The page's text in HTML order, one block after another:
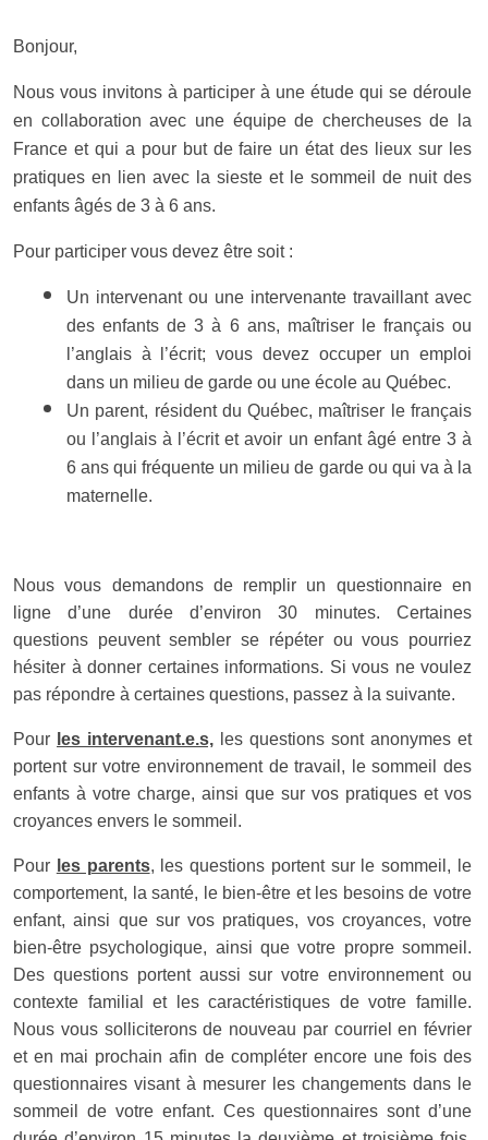
Bonjour,
Nous vous invitons à participer à une étude qui se déroule
en collaboration avec une équipe de chercheuses de la
France et qui a pour but de faire un état des lieux sur les
pratiques en lien avec la sieste et le sommeil de nuit des
enfants âgés de 3 à 6 ans.
Pour participer vous devez être soit :
Un intervenant ou une intervenante travaillant avec
des enfants de 3 à 6 ans, maîtriser le français ou
l’anglais à l’écrit; vous devez occuper un emploi
dans un milieu de garde ou une école au Québec.
Un parent, résident du Québec, maîtriser le français
ou l’anglais à l’écrit et avoir un enfant âgé entre 3 à
6 ans qui fréquente un milieu de garde ou qui va à la
maternelle.
Nous vous demandons de remplir un questionnaire en
ligne d’une durée d’environ 30 minutes. Certaines
questions peuvent sembler se répéter ou vous pourriez
hésiter à donner certaines informations. Si vous ne voulez
pas répondre à certaines questions, passez à la suivante.
Pour les intervenant.e.s, les questions sont anonymes et
portent sur votre environnement de travail, le sommeil des
enfants à votre charge, ainsi que sur vos pratiques et vos
croyances envers le sommeil.
Pour les parents, les questions portent sur le sommeil, le
comportement, la santé, le bien-être et les besoins de votre
enfant, ainsi que sur vos pratiques, vos croyances, votre
bien-être psychologique, ainsi que votre propre sommeil.
Des questions portent aussi sur votre environnement ou
contexte familial et les caractéristiques de votre famille.
Nous vous solliciterons de nouveau par courriel en février
et en mai prochain afin de compléter encore une fois des
questionnaires visant à mesurer les changements dans le
sommeil de votre enfant. Ces questionnaires sont d’une